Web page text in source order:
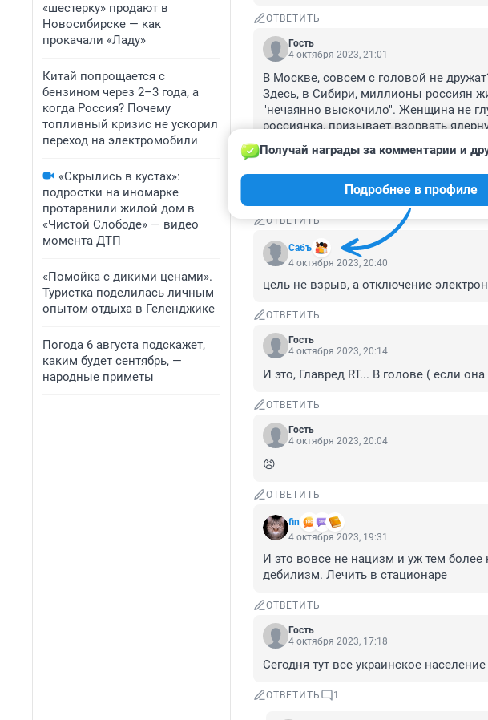
«шестерку» продают в
Новосибирске — как
прокачали «Ладу»
Китай попрощается с
бензином через 2–3 года, а
когда Россия? Почему
топливный кризис не ускорил
переход на электромобили
«Скрылись в кустах»:
подростки на иномарке
протаранили жилой дом в
«Чистой Слободе» — видео
момента ДТП
«Помойка с дикими ценами».
Туристка поделилась личным
опытом отдыха в Геленджике
Погода 6 августа подскажет,
каким будет сентябрь, —
народные приметы
ОТВЕТИТЬ
Гость
4 октября 2023, 21:01
В Москве, совсем с головой не
Здесь, в Сибири, миллионы россиян
"нечаянно выскочило". Женщина не
россиянка, призывает взорвать
сотни тысяч россиян? Ну и земля
пасутся - это всё уничтожится, на
миллионы сибиряков? Новое жилье
37.5 млн. россиян живет в Сибири.
ОТВЕТИТЬ
Сабъ
Получай награды за комментарии и
Подробнее в профиле
4 октября 2023, 20:40
цель не взрыв, а отключение
ОТВЕТИТЬ
Гость
4 октября 2023, 20:14
И это, Главред RT... В голове ( если она
ОТВЕТИТЬ
Гость
4 октября 2023, 20:04
😠
ОТВЕТИТЬ
fin
4 октября 2023, 19:31
И это вовсе не нацизм и уж тем
дебилизм. Лечить в стационаре
ОТВЕТИТЬ
Гость
4 октября 2023, 17:18
Сегодня тут все украинское
ОТВЕТИТЬ 1